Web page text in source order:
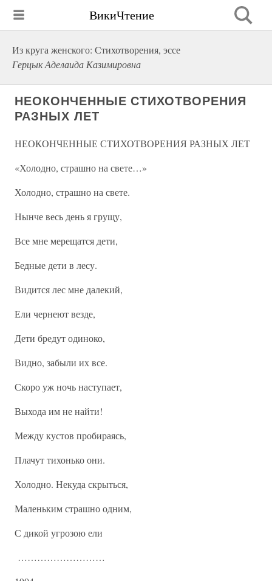
ВикиЧтение
Из круга женского: Стихотворения, эссе
Герцык Аделаида Казимировна
НЕОКОНЧЕННЫЕ СТИХОТВОРЕНИЯ
РАЗНЫХ ЛЕТ
НЕОКОНЧЕННЫЕ СТИХОТВОРЕНИЯ РАЗНЫХ ЛЕТ
«Холодно, страшно на свете…»
Холодно, страшно на свете.
Нынче весь день я грущу,
Все мне мерещатся дети,
Бедные дети в лесу.
Видится лес мне далекий,
Ели чернеют везде,
Дети бредут одиноко,
Видно, забыли их все.
Скоро уж ночь наступает,
Выхода им не найти!
Между кустов пробираясь,
Плачут тихонько они.
Холодно. Некуда скрыться,
Маленьким страшно одним,
С дикой угрозою ели
………………………